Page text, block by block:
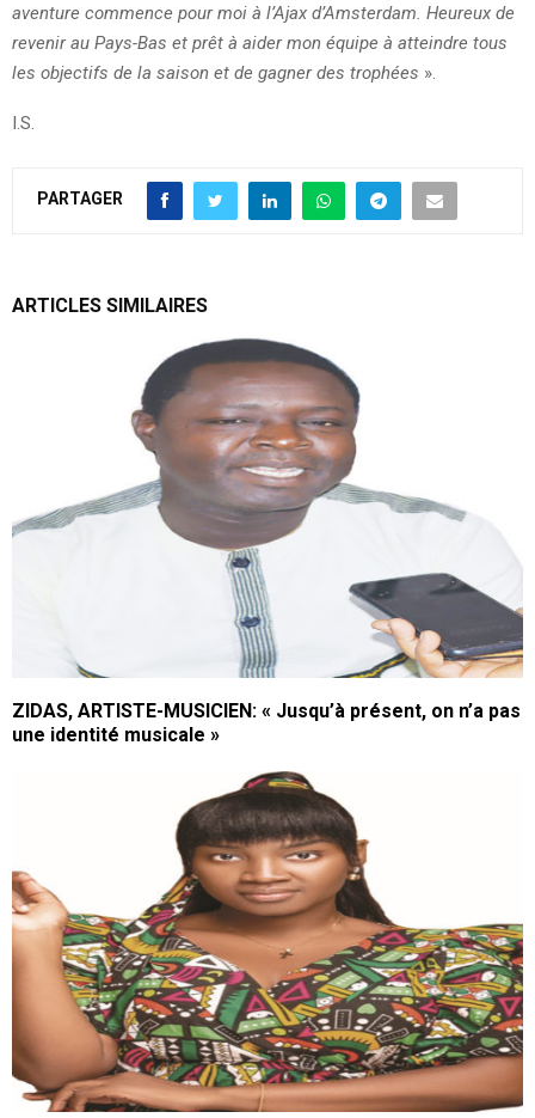
aventure commence pour moi à l’Ajax d’Amsterdam. Heureux de
revenir au Pays-Bas et prêt à aider mon équipe à atteindre tous
les objectifs de la saison et de gagner des trophées ».
I.S.
PARTAGER
ARTICLES SIMILAIRES
ZIDAS, ARTISTE-MUSICIEN: « Jusqu’à présent, on n’a pas
une identité musicale »